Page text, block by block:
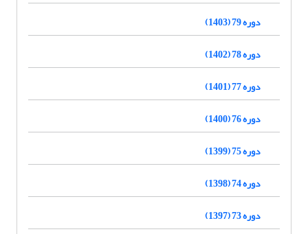
دوره 79 (1403)
دوره 78 (1402)
دوره 77 (1401)
دوره 76 (1400)
دوره 75 (1399)
دوره 74 (1398)
دوره 73 (1397)